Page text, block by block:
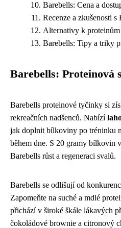
Barebells: Cena a
Recenze a zkušenosti s
Alternativy k
Barebells: Tipy a triky
Barebells: Proteinová
Barebells proteinové tyčinky si
rekreačních nadšenců. Nabízí
jak doplnit bílkoviny po tréninku
během dne. S 20 gramy bílkovin
Barebells růst a regeneraci svalů.
Barebells se odlišují od
Zapomeňte na suché a mdlé
přichází v široké škále lákavých
čokoládové brownie a citronový